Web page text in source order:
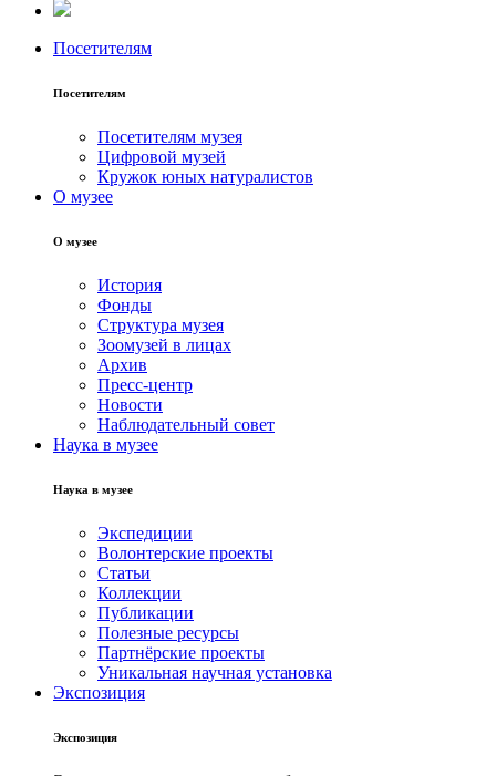
Посетителям
Посетителям
Посетителям музея
Цифровой музей
Кружок юных натуралистов
О музее
О музее
История
Фонды
Структура музея
Зоомузей в лицах
Архив
Пресс-центр
Новости
Наблюдательный совет
Наука в музее
Наука в музее
Экспедиции
Волонтерские проекты
Статьи
Коллекции
Публикации
Полезные ресурсы
Партнёрские проекты
Уникальная научная установка
Экспозиция
Экспозиция